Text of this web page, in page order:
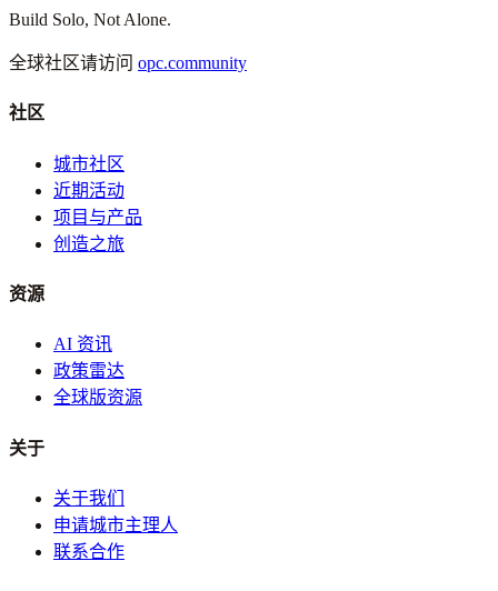
Build Solo, Not Alone.
全球社区请访问 opc.community
社区
城市社区
近期活动
项目与产品
创造之旅
资源
AI 资讯
政策雷达
全球版资源
关于
关于我们
申请城市主理人
联系合作